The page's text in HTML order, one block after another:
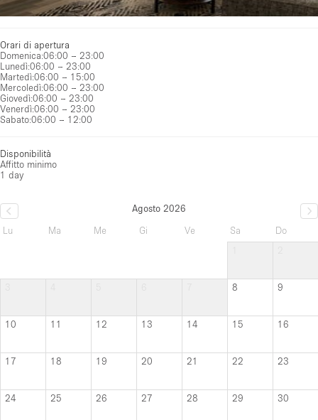
Orari di apertura
Domenica:06:00 – 23:00
Lunedì:06:00 – 23:00
Martedì:06:00 – 15:00
Mercoledì:06:00 – 23:00
Giovedì:06:00 – 23:00
Venerdì:06:00 – 23:00
Sabato:06:00 – 12:00
Disponibilità
Affitto minimo
1 day
Agosto 2026
Lu
Ma Me Gi Ve Sa
Do
8 9
10 11 12 13 14 15 16
17 18 19 20 21 22 23
24 25 26 27 28 29 30